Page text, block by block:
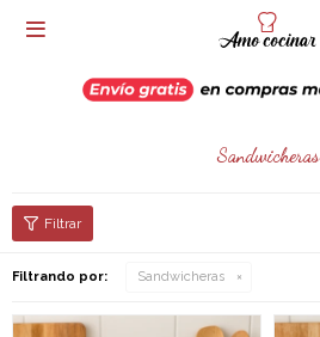

Sandwicheras
Filtrando por: Sandwicheras